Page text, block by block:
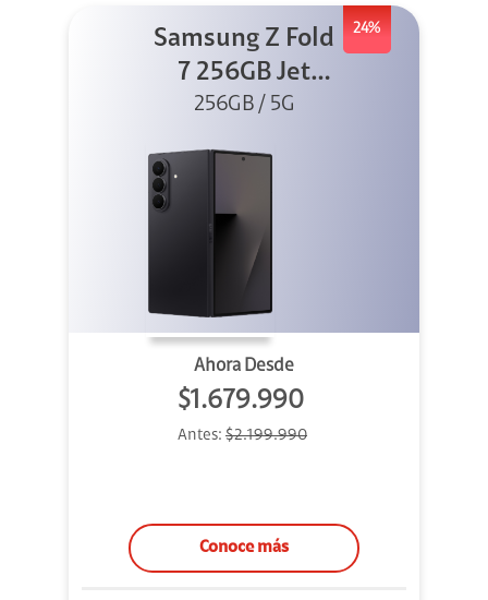
24%
Samsung Z Fold
7 256GB Jet
Black
256GB / 5G
Ahora Desde
$1.679.990
Antes: $2.199.990
Conoce más